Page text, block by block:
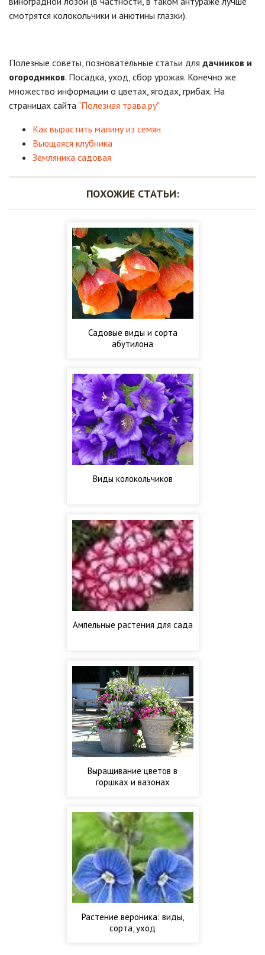
смотрятся колокольчики и анютины глазки).
Полезные советы, позновательные статьи для дачников и
огородников. Посадка, уход, сбор урожая. Конечно же
множество информации о цветах, ягодах, грибах. На
страницах сайта "Полезная трава.ру"
Как вырастить малину из семян
Вьющаяся клубника
Земляника садовая
ПОХОЖИЕ СТАТЬИ:
Садовые виды и сорта
абутилона
Виды колокольчиков
Ампельные растения для сада
Выращивание цветов в
горшках и вазонах
Растение вероника: виды,
сорта, уход